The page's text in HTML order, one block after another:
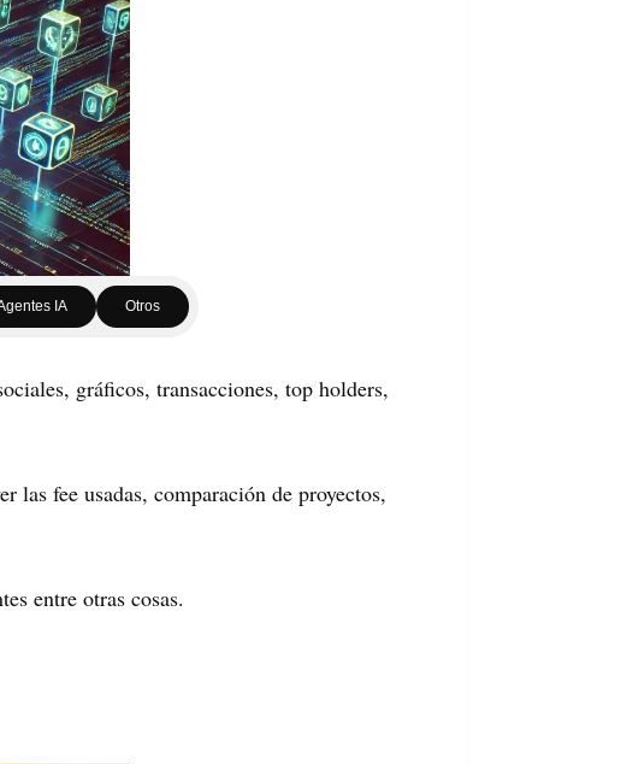
IA Otros
gráficos, transacciones, top holders,
fee usadas, comparación de proyectos,
entre otras cosas.